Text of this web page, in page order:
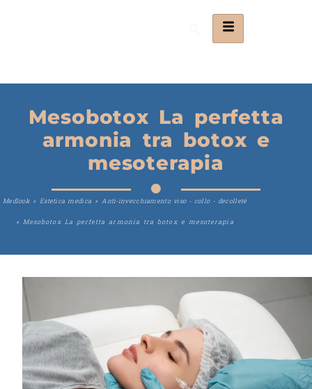
Mesobotox La perfetta
armonia tra botox e
mesoterapia
Medlook» Estetica medica » Anti-invecchiamento viso - collo - decolleté
» Mesobotox La perfetta armonia tra botox e mesoterapia